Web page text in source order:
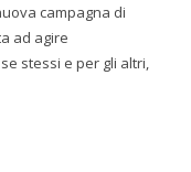
campagna di
ad agire
stessi e per gli altri,